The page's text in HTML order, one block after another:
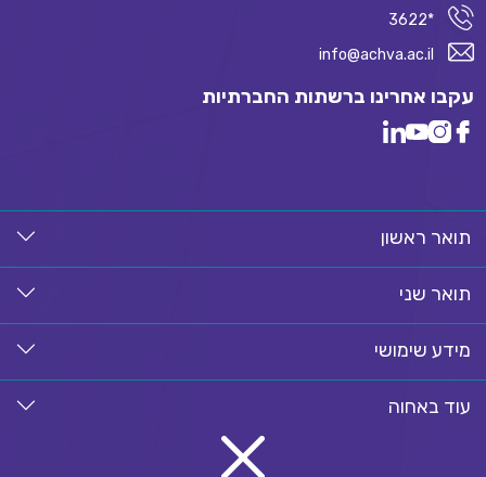
*3622
info@achva.ac.il
עקבו אחרינו ברשתות החברתיות
תואר ראשון
תואר שני
מידע שימושי
עוד באחוה